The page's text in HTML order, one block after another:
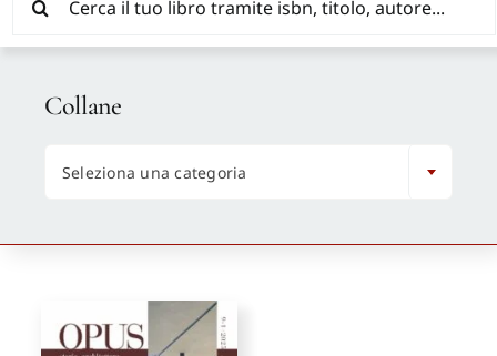
News ed Eventi
Distribuzione Wolrdwide
CONSIP / MEPA / ANVUR / CINECA
Autori
per:
Collane
Seleziona una categoria